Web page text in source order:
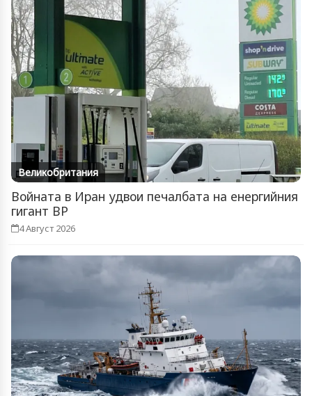
Великобритания
Войната в Иран удвои печалбата на енергийния
гигант BP
4 Август 2026